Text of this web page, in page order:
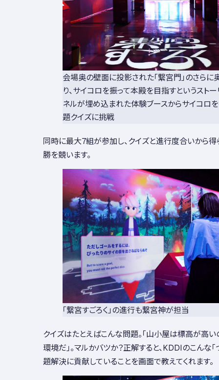
会場奥の壁面に投影された「繋宮門」のさら
り、サイコロを振って本殿を目指すというストー
ネルが埋め込まれた体験ブースからサイコロ
題クイズに挑戦
同時に最大7組が参加し、クイズと進行度合いから得
勝を競います。
「繋宮すごろく」の進行も繋宮神が担当
クイズはたとえばこんな問題。「山小屋は標高が高い
環境だ」。マルかバツか？正解すると、KDDIのこんな
題解決に貢献していることを画面で教えてくれます。